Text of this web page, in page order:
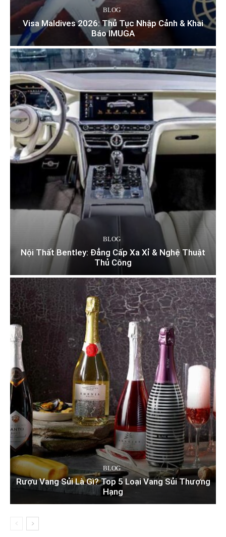
BLOG
Visa Maldives 2026: Thủ Tục Nhập Cảnh & Khai
Báo IMUGA
BLOG
Nội Thất Bentley: Đẳng Cấp Xa Xỉ & Nghệ Thuật
Thủ Công
BLOG
Rượu Vang Sủi Là Gì? Top 5 Loại Vang Sủi Thượng
Hạng